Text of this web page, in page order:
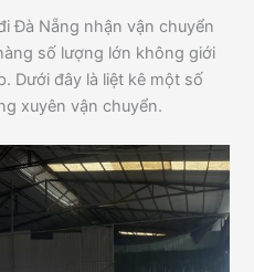
Đà Nẵng nhận vận chuyển
số lượng lớn không giới
Dưới đây là liệt kê một số
xuyên vận chuyển.